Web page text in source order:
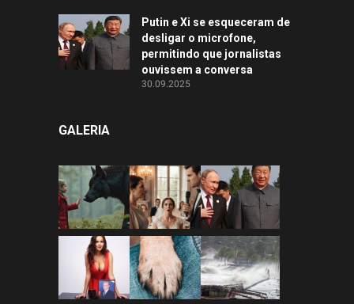
Putin e Xi se esqueceram de
desligar o microfone,
permitindo que jornalistas
ouvissem a conversa
30.09.2025
GALERIA